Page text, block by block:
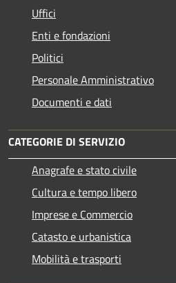
Uffici
Enti e fondazioni
Politici
Personale Amministrativo
Documenti e dati
CATEGORIE DI SERVIZIO
Anagrafe e stato civile
Cultura e tempo libero
Imprese e Commercio
Catasto e urbanistica
Mobilità e trasporti